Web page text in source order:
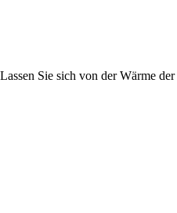
Sie sich von der Wärme der